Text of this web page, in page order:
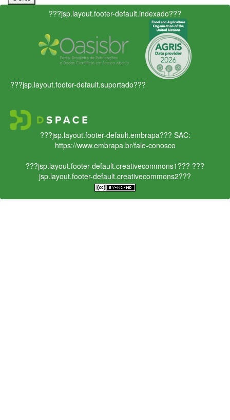
???jsp.layout.footer-default.indexado???
???jsp.layout.footer-default.suportado???
???jsp.layout.footer-default.embrapa??? SAC:
https://www.embrapa.br/fale-conosco
???jsp.layout.footer-default.creativecommons1??? ???
jsp.layout.footer-default.creativecommons2???